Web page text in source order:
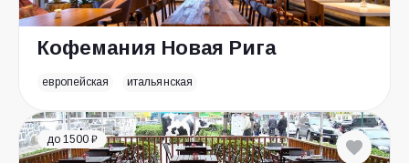
Кофемания Новая Рига
европейская итальянская
до 1500 ₽